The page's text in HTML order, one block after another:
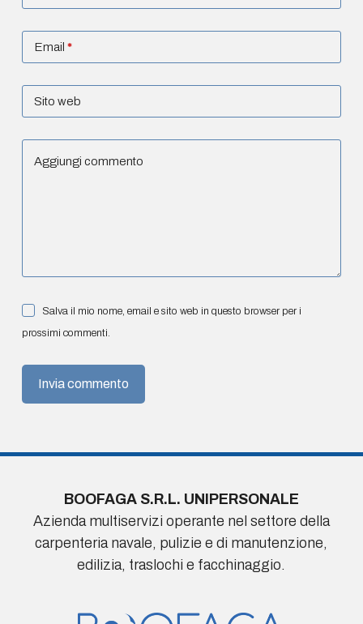
Email *
Sito web
Aggiungi commento
Salva il mio nome, email e sito web in questo browser per i
prossimi commenti.
Invia commento
BOOFAGA S.R.L. UNIPERSONALE
Azienda multiservizi operante nel settore della
carpenteria navale, pulizie e di manutenzione,
edilizia, traslochi e facchinaggio.